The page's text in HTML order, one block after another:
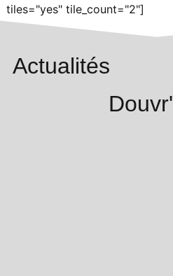
tiles="yes" tile_count="2"]
Actualités